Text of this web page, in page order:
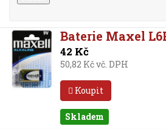
Baterie Maxel
42 Kč
50,82 Kč vč. DPH
Koupit
Skladem